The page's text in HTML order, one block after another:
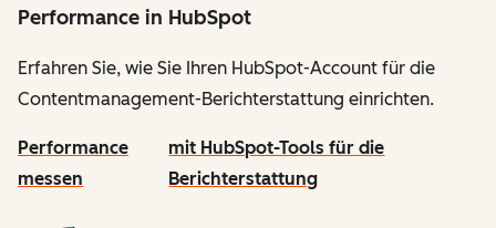
Performance in HubSpot
Erfahren Sie, wie Sie Ihren HubSpot-Account für die
Contentmanagement-Berichterstattung einrichten.
Performance
messen
mit HubSpot-Tools für die
Berichterstattung